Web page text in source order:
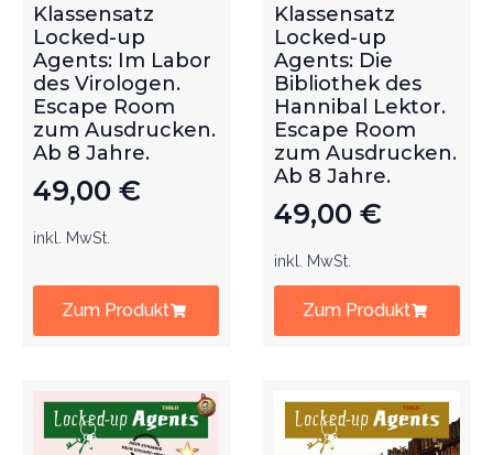
Klassensatz
Locked-up
Agents: Im Labor
des Virologen.
Escape Room
zum Ausdrucken.
Ab 8 Jahre.
49,00 €
inkl. MwSt.
Zum Produkt
Klassensatz
Locked-up
Agents: Die
Bibliothek des
Hannibal Lektor.
Escape Room
zum Ausdrucken.
Ab 8 Jahre.
49,00 €
inkl. MwSt.
Zum Produkt